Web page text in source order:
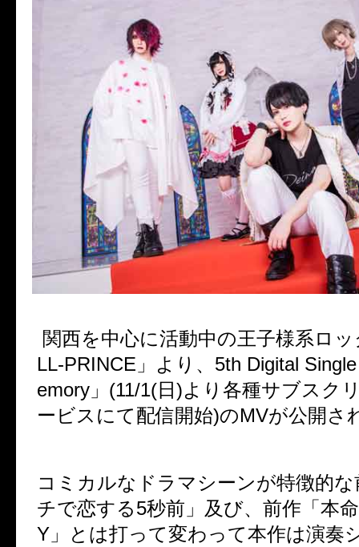
関西を中心に活動中の王子様系ロ
LL-PRINCE」より、5th Digital
emory」(11/1(日)より各種サブスク
ービスにて配信開始)のMVが公開さ
コミカルなドラマシーンが特徴的な
チで恋する5秒前」及び、前作「本
Y」とは打って変わって本作は演奏